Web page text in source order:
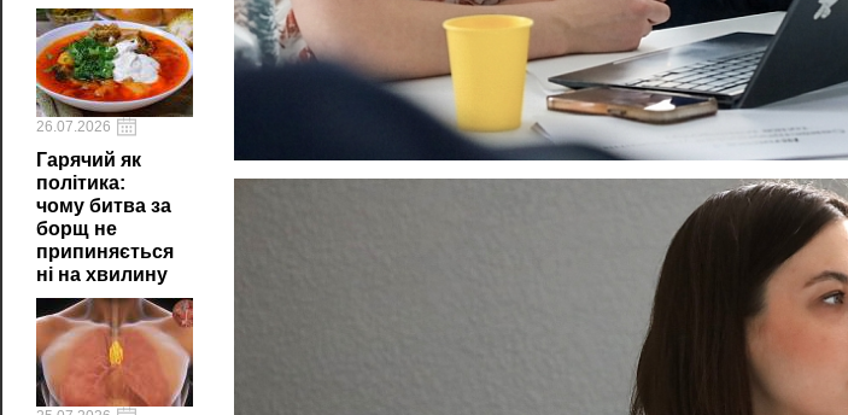
26.07.2026
Гарячий як
політика:
чому битва за
борщ не
припиняється
ні на хвилину